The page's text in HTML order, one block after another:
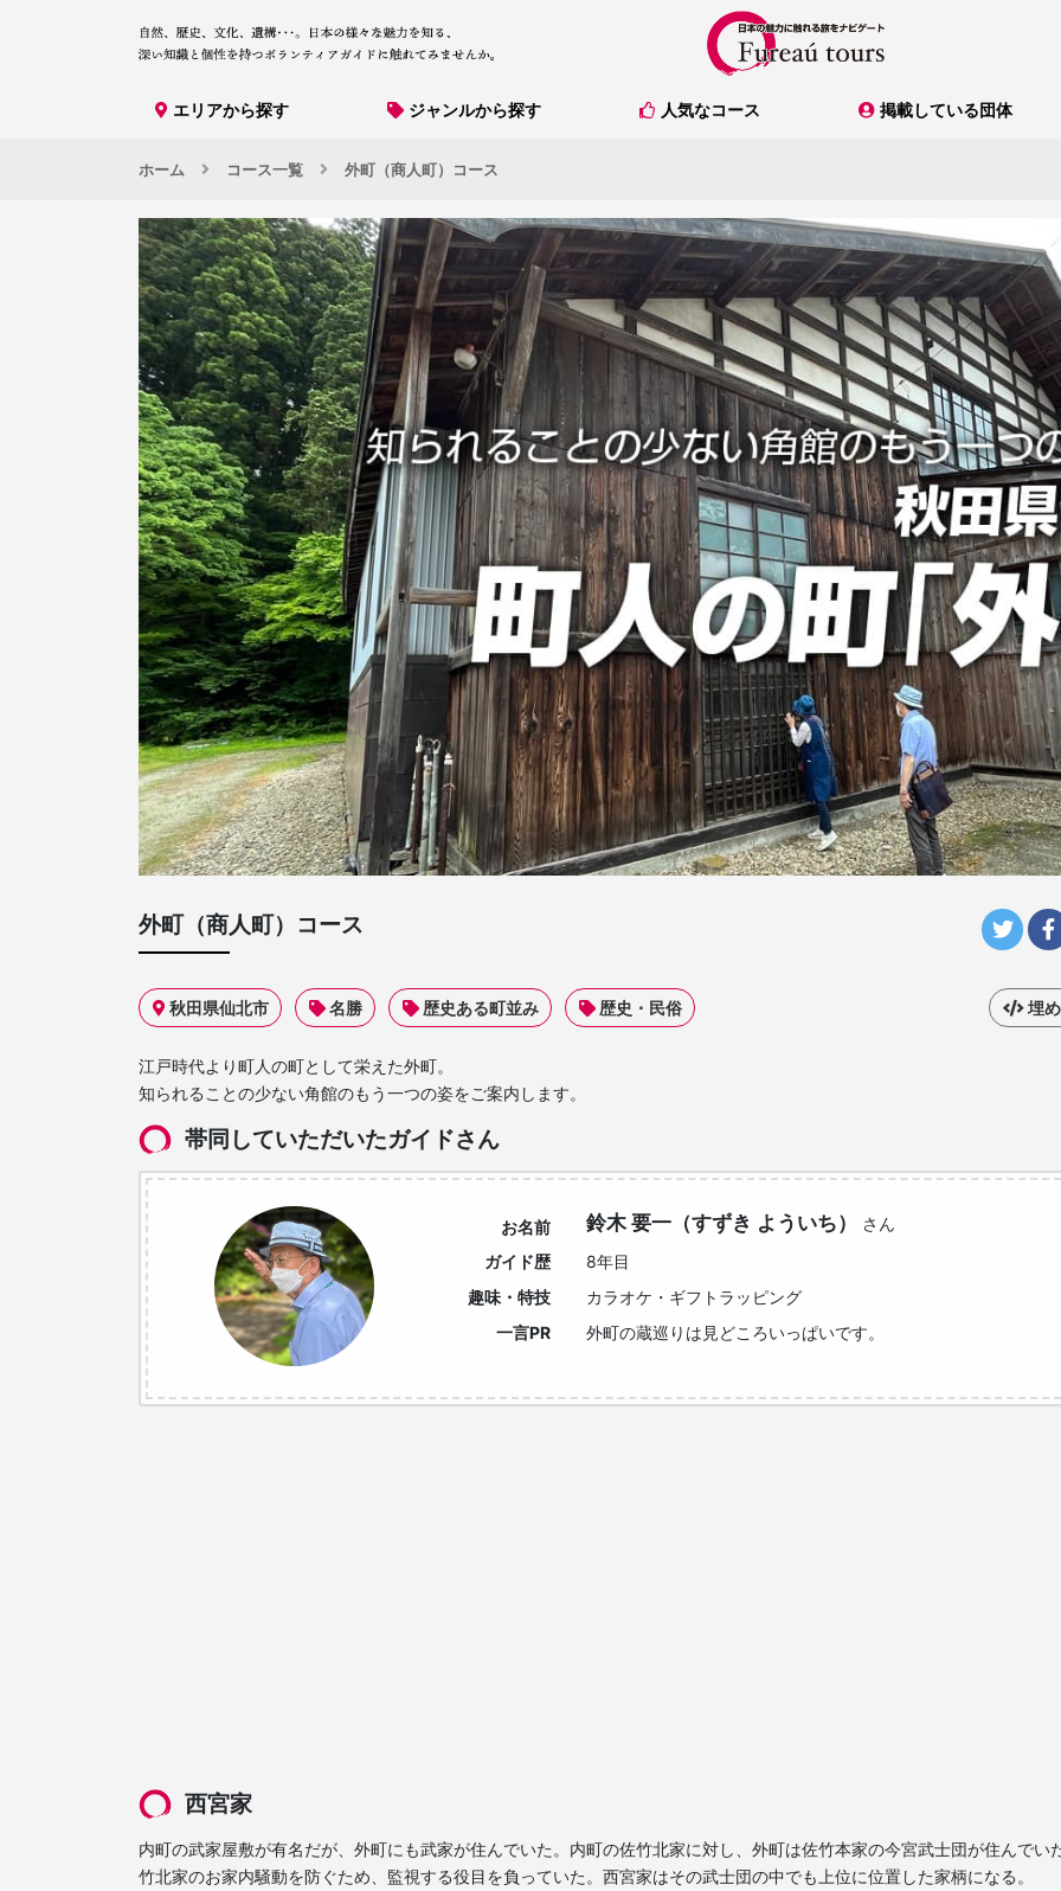
エリアから探す ジャンルから探す 人気なコース 掲載している団体
ホーム コース一覧 外町（商人町）コース
外町（商人町）コース
秋田県仙北市 名勝 歴史ある町並み 歴史・民俗 埋
江戸時代より町人の町として栄えた外町。
知られることの少ない角館のもう一つの姿をご案内します。
帯同していただいたガイドさん
お名前 鈴木 要一（すずき よういち）
さん
ガイド歴
8年目
趣味・特技
カラオケ・ギフトラッピング
一言PR
外町の蔵巡りは見どころいっぱいです。
西宮家
内町の武家屋敷が有名だが、外町にも武家が住んでいた。内町の佐竹北家に対し、外町は佐竹本家の今宮武士団が住んでい
竹北家のお家内騒動を防ぐため、監視する役目を負っていた。西宮家はその武士団の中でも上位に位置した家柄になる。